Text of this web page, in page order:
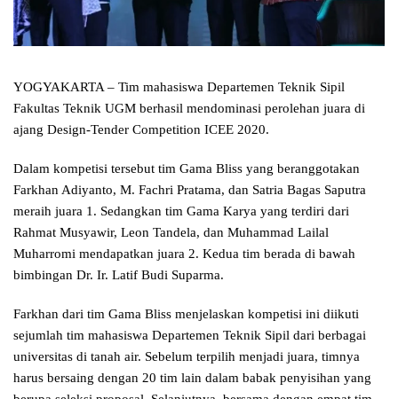
YOGYAKARTA – Tim mahasiswa Departemen Teknik Sipil
Fakultas Teknik UGM berhasil mendominasi perolehan juara di
ajang Design-Tender Competition ICEE 2020.
Dalam kompetisi tersebut tim Gama Bliss yang beranggotakan
Farkhan Adiyanto, M. Fachri Pratama, dan Satria Bagas Saputra
meraih juara 1. Sedangkan tim Gama Karya yang terdiri dari
Rahmat Musyawir, Leon Tandela, dan Muhammad Lailal
Muharromi mendapatkan juara 2. Kedua tim berada di bawah
bimbingan Dr. Ir. Latif Budi Suparma.
Farkhan dari tim Gama Bliss menjelaskan kompetisi ini diikuti
sejumlah tim mahasiswa Departemen Teknik Sipil dari berbagai
universitas di tanah air. Sebelum terpilih menjadi juara, timnya
harus bersaing dengan 20 tim lain dalam babak penyisihan yang